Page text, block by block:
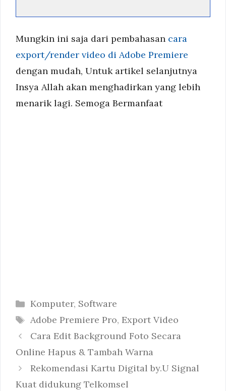
Mungkin ini saja dari pembahasan cara
export/render video di Adobe Premiere
dengan mudah, Untuk artikel selanjutnya
Insya Allah akan menghadirkan yang lebih
menarik lagi. Semoga Bermanfaat
Categories
Komputer, Software
Tags
Adobe Premiere Pro, Export Video
Cara Edit Background Foto Secara
Online Hapus & Tambah Warna
Rekomendasi Kartu Digital by.U Signal
Kuat didukung Telkomsel